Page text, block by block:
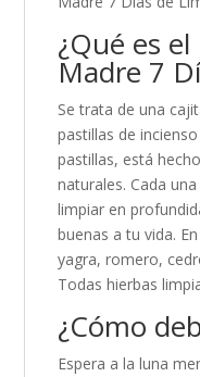
¿Qué es
Madre 7
Se trata de una
pastillas de
pastillas, está
naturales. Cada
limpiar en
buenas a tu vida.
yagra, romero,
Todas hierbas
¿Cómo
Espera a la luna